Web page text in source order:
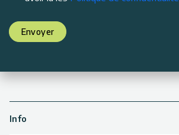
Envoyer
Info